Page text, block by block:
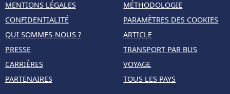
MENTIONS LÉGALES
CONFIDENTIALITÉ
QUI SOMMES-NOUS ?
PRESSE
CARRIÈRES
PARTENAIRES
MÉTHODOLOGIE
PARAMÈTRES DES COOKIES
ARTICLE
TRANSPORT PAR BUS
VOYAGE
TOUS LES PAYS